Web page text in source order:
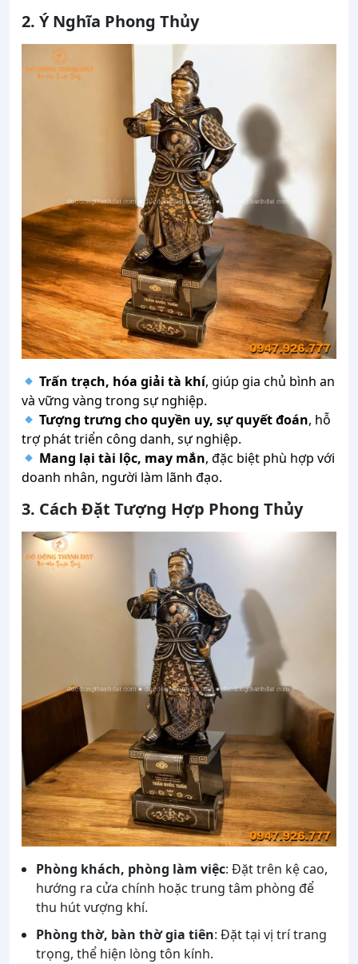
2. Ý Nghĩa Phong Thủy
Trấn trạch, hóa giải tà khí, giúp gia chủ bình an
và vững vàng trong sự nghiệp.
Tượng trưng cho quyền uy, sự quyết đoán, hỗ
trợ phát triển công danh, sự nghiệp.
Mang lại tài lộc, may mắn, đặc biệt phù hợp với
doanh nhân, người làm lãnh đạo.
3. Cách Đặt Tượng Hợp Phong Thủy
Phòng khách, phòng làm việc: Đặt trên kệ cao,
hướng ra cửa chính hoặc trung tâm phòng để
thu hút vượng khí.
Phòng thờ, bàn thờ gia tiên: Đặt tại vị trí trang
trọng, thể hiện lòng tôn kính.